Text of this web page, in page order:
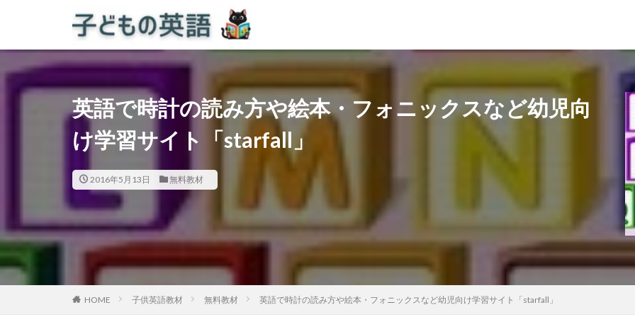
英語で時計の読み方や絵本・フォニックスなど幼児向
け学習サイト「starfall」
2016年5月13日 無料教材
HOME 子供英語教材 無料教材 英語で時計の読み方や絵本・フォニックスなど幼児向け学習サイト「starfall」